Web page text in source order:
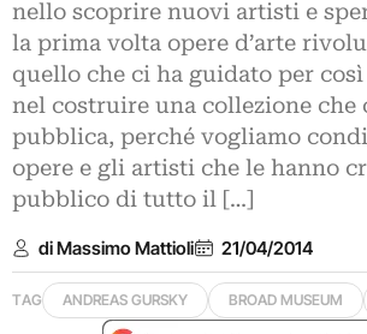
nello scoprire nuovi artisti e
la prima volta opere d’arte
quello che ci ha guidato per
nel costruire una collezione che
pubblica, perché vogliamo
opere e gli artisti che le hanno
pubblico di tutto il […]
di Massimo Mattioli 21/04/2014
TAG ANDREAS GURSKY BROAD MUSEUM